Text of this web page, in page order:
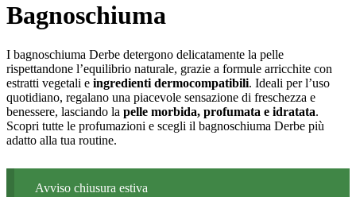
Bagnoschiuma
I bagnoschiuma Derbe detergono delicatamente la pelle
rispettandone l’equilibrio naturale, grazie a formule arricchite con
estratti vegetali e ingredienti dermocompatibili. Ideali per l’uso
quotidiano, regalano una piacevole sensazione di freschezza e
benessere, lasciando la pelle morbida, profumata e idratata.
Scopri tutte le profumazioni e scegli il bagnoschiuma Derbe più
adatto alla tua routine.
Avviso chiusura estiva